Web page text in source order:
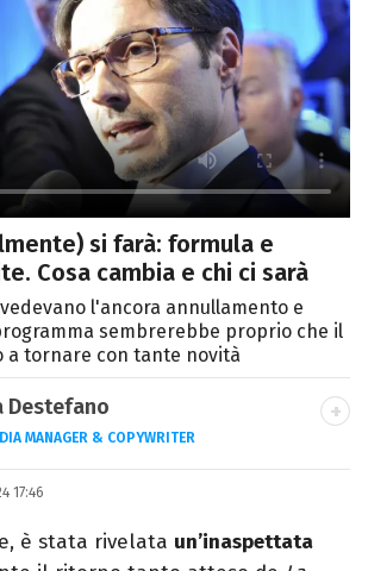
si farà: formula e
Cosa cambia e chi ci sarà
l'ancora annullamento e
sembrerebbe proprio che il
a tornare con tante novità
Destefano
MANAGER & COPYWRITER
smisurata per le serie TV.
in Cinema, Televisione e New Media,
e scrittura sono il mio
17:46
è stata rivelata un’inaspettata